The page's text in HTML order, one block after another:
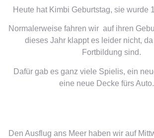
Heute hat Kimbi Geburtstag, sie wurde
Normalerweise fahren wir auf ihren
dieses Jahr klappt es leider nicht,
Fortbildung sind.
Dafür gab es ganz viele Spielis, ein
eine neue Decke fürs
Den Ausflug ans Meer haben wir auf